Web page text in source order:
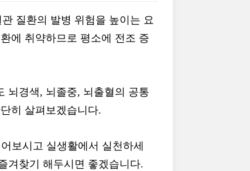
질환의 발병 위험을 높이는 요
에 취약하므로 평소에 전조 증
뇌경색, 뇌졸중, 뇌출혈의 공통
히 살펴보겠습니다.
보시고 실생활에서 실천하세
겨찾기 해두시면 좋겠습니다.